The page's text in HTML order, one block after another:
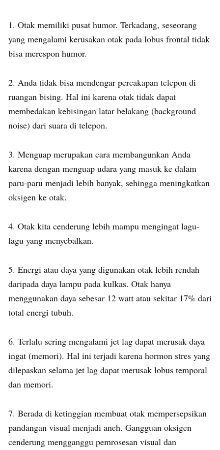
1. Otak memiliki pusat humor. Terkadang, seseorang
yang mengalami kerusakan otak pada lobus frontal tidak
bisa merespon humor.
2. Anda tidak bisa mendengar percakapan telepon di
ruangan bising. Hal ini karena otak tidak dapat
membedakan kebisingan latar belakang (background
noise) dari suara di telepon.
3. Menguap merupakan cara membangunkan Anda
karena dengan menguap udara yang masuk ke dalam
paru-paru menjadi lebih banyak, sehingga meningkatkan
oksigen ke otak.
4. Otak kita cenderung lebih mampu mengingat lagu-
lagu yang menyebalkan.
5. Energi atau daya yang digunakan otak lebih rendah
daripada daya lampu pada kulkas. Otak hanya
menggunakan daya sebesar 12 watt atau sekitar 17% dari
total energi tubuh.
6. Terlalu sering mengalami jet lag dapat merusak daya
ingat (memori). Hal ini terjadi karena hormon stres yang
dilepaskan selama jet lag dapat merusak lobus temporal
dan memori.
7. Berada di ketinggian membuat otak mempersepsikan
pandangan visual menjadi aneh. Gangguan oksigen
cenderung mengganggu pemrosesan visual dan